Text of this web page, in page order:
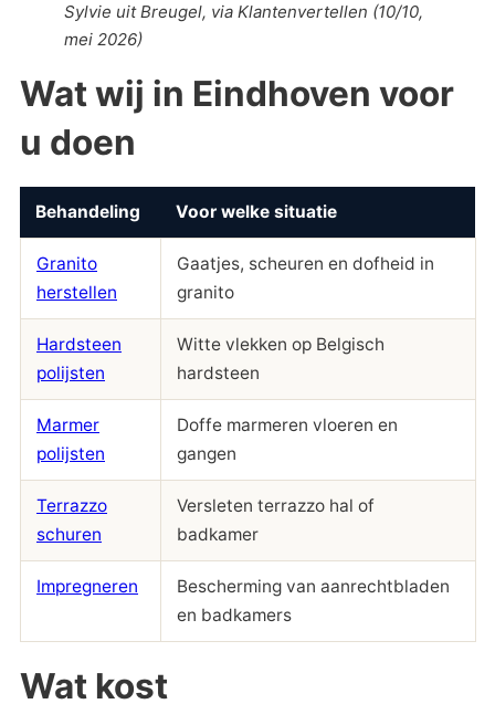
Sylvie uit Breugel, via Klantenvertellen (10/10,
mei 2026)
Wat wij in Eindhoven voor
u doen
Behandeling Voor welke situatie
Granito
herstellen
Gaatjes, scheuren en dofheid in
granito
Hardsteen
polijsten
Witte vlekken op Belgisch
hardsteen
Marmer
polijsten
Doffe marmeren vloeren en
gangen
Terrazzo
schuren
Versleten terrazzo hal of
badkamer
Impregneren
Bescherming van aanrechtbladen
en badkamers
Wat kost